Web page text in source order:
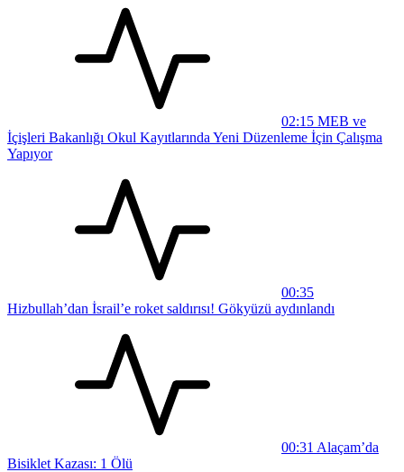
02:15 MEB ve
İçişleri Bakanlığı Okul Kayıtlarında Yeni Düzenleme İçin Çalışma
Yapıyor
00:35
Hizbullah’dan İsrail’e roket saldırısı! Gökyüzü aydınlandı
00:31 Alaçam’da
Bisiklet Kazası: 1 Ölü